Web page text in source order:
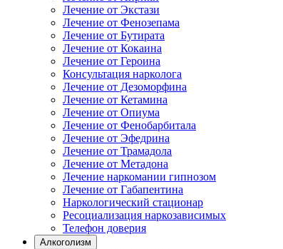
Лечение от Экстази
Лечение от Фенозепама
Лечение от Бутирата
Лечение от Кокаина
Лечение от Героина
Консультация нарколога
Лечение от Дезоморфина
Лечение от Кетамина
Лечение от Опиума
Лечение от Фенобарбитала
Лечение от Эфедрина
Лечение от Трамадола
Лечение от Метадона
Лечение наркомании гипнозом
Лечение от Габапентина
Наркологический стационар
Ресоциализация наркозависимых
Телефон доверия
Алкоголизм